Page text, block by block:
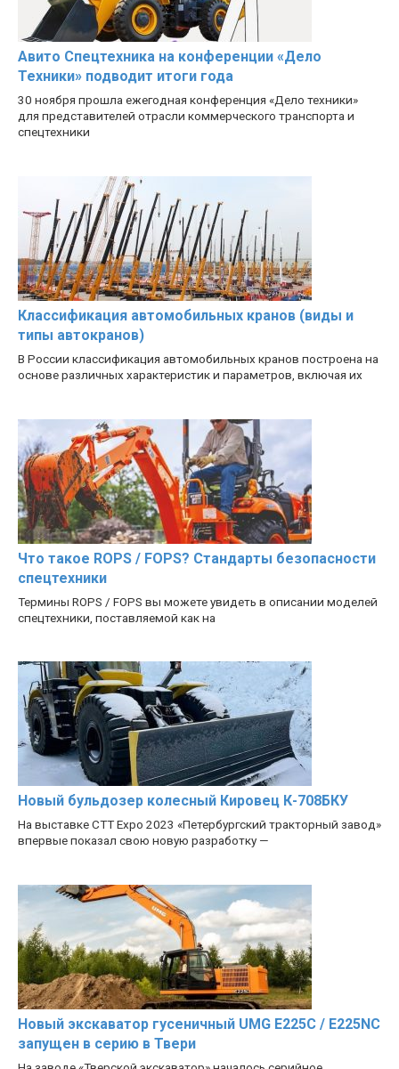
Авито Спецтехника на конференции «Дело
Техники» подводит итоги года
30 ноября прошла ежегодная конференция «Дело техники»
для представителей отрасли коммерческого транспорта и
спецтехники
Классификация автомобильных кранов (виды и
типы автокранов)
В России классификация автомобильных кранов построена на
основе различных характеристик и параметров, включая их
Что такое ROPS / FOPS? Стандарты безопасности
спецтехники
Термины ROPS / FOPS вы можете увидеть в описании моделей
спецтехники, поставляемой как на
Новый бульдозер колесный Кировец К-708БКУ
На выставке CTT Expo 2023 «Петербургский тракторный завод»
впервые показал свою новую разработку —
Новый экскаватор гусеничный UMG E225C / E225NC
запущен в серию в Твери